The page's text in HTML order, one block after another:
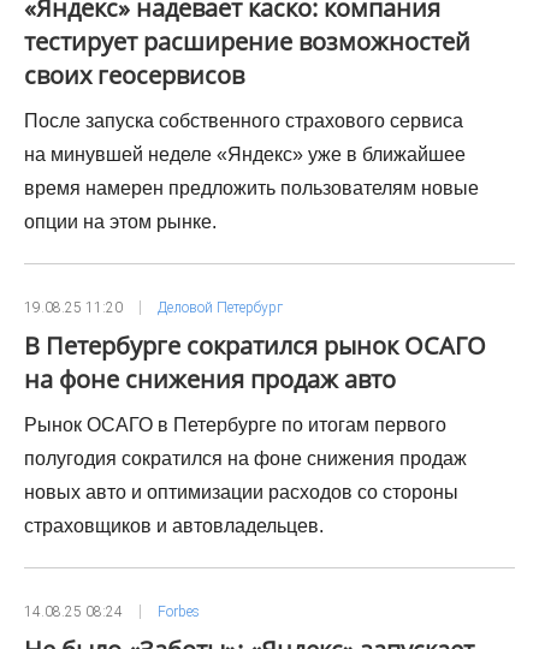
«Яндекс» надевает каско: компания
тестирует расширение возможностей
своих геосервисов
После запуска собственного страхового сервиса
на минувшей неделе «Яндекс» уже в ближайшее
время намерен предложить пользователям новые
опции на этом рынке.
19.08.25 11:20 Деловой Петербург
В Петербурге сократился рынок ОСАГО
на фоне снижения продаж авто
Рынок ОСАГО в Петербурге по итогам первого
полугодия сократился на фоне снижения продаж
новых авто и оптимизации расходов со стороны
страховщиков и автовладельцев.
14.08.25 08:24 Forbes